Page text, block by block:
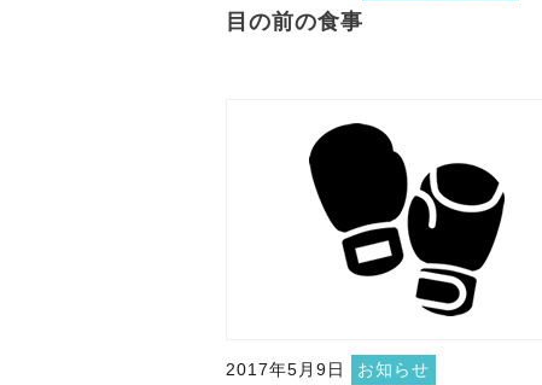
目の前の食事
2017年5月9日 お知らせ